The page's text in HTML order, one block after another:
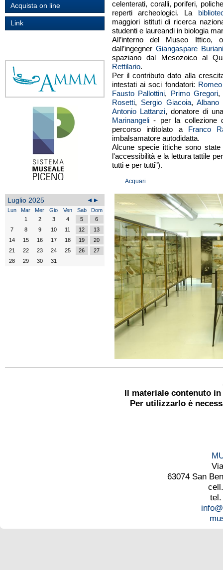
Acquista on line
Link
Luglio 2025
Lun Mar Mer Gio Ven Sab
Dom
1
2 3 4 5
6
7
8 9 10 11 12
13
14
15 16 17 18 19
20
21
22 23 24 25 26
27
28
29 30 31
celenterati, coralli, poriferi,
reperti archeologici. La
maggiori istituti di ricerca
studenti e laureandi in biologia
All’interno del Museo Ittico,
dall’ingegnerGiangaspare
spaziano dal Mesozoico al
Rettilario.
Per il contributo dato alla
intestati ai soci fondatori:
Fausto Pallottini, Primo Gregori
Rosetti, Sergio Giacoia, Albano
Antonio Lattanzi, donatore di
Marinangeli - per la collezione
percorso intitolato a Franco
imbalsamatore autodidatta.
Alcune specie ittiche sono
l'accessibilità e la lettura tattile
tutti e per tutti”).
Acquari
Il materiale contenuto
Per utilizzarlo è
63074 San
tel.